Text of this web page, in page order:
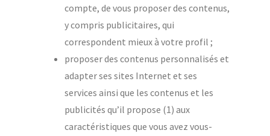
compte, de vous proposer des contenus,
y compris publicitaires, qui
correspondent mieux à votre profil ;
proposer des contenus personnalisés et
adapter ses sites Internet et ses
services ainsi que les contenus et les
publicités qu’il propose (1) aux
caractéristiques que vous avez vous-